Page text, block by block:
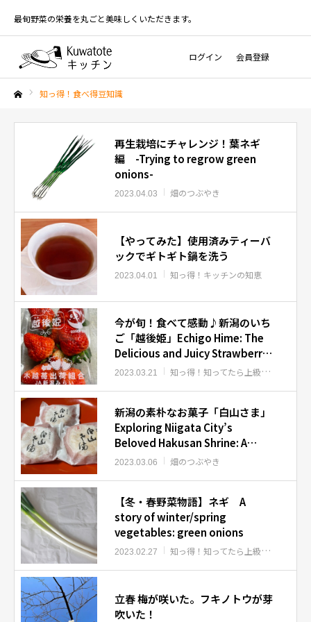
最旬野菜の栄養を丸ごと美味しくいただきます。
ログイン 会員登録
知っ得！食べ得豆知識
再生栽培にチャレンジ！葉ネギ
編 -Trying to regrow green
onions-
2023.04.03 畑のつぶやき
【やってみた】使用済みティーバ
ックでギトギト鍋を洗う
2023.04.01 知っ得！キッチンの知恵
今が旬！食べて感動♪新潟のいち
ご「越後姫」Echigo Hime: The
Delicious and Juicy Strawberry
of Niigata
2023.03.21 知っ得！知ってたら上級者
新潟の素朴なお菓子「白山さま」
Exploring Niigata City’s
Beloved Hakusan Shrine: A
Place of Culture, Relaxation,
2023.03.06 畑のつぶやき
【冬・春野菜物語】ネギ A
story of winter/spring
vegetables: green onions
2023.02.27 知っ得！知ってたら上級者
立春 梅が咲いた。フキノトウが芽
吹いた！